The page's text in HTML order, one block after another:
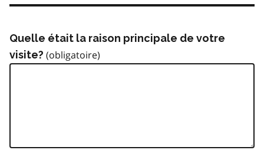
Quelle était la raison principale de votre
visite?